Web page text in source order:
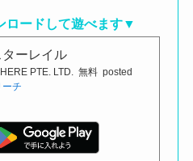
ロードして遊べます▼
ターレイル
PTE. LTD. 無料 posted
ーチ